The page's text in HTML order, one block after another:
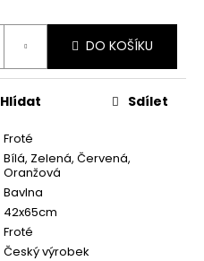
DO KOŠÍKU
Froté
Bílá, Zelená, Červená,
Oranžová
Bavlna
42x65cm
Froté
Český výrobek
Hlídat Sdílet